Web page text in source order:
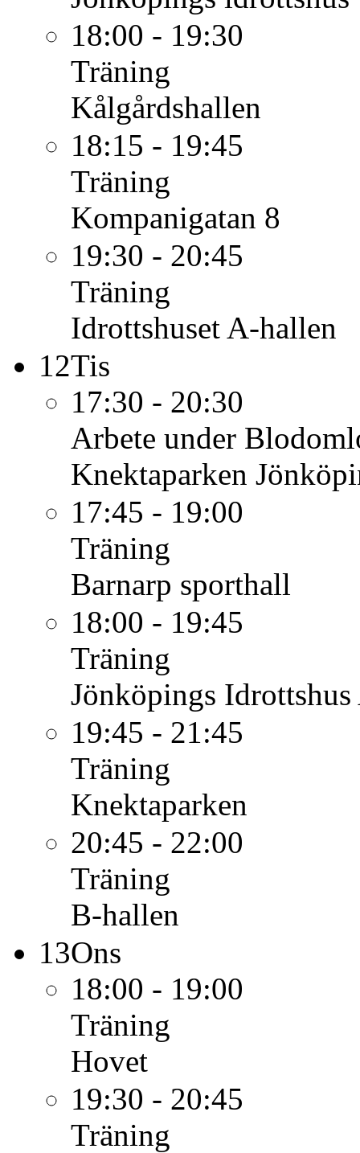
18:00 - 19:30
Träning
Kålgårdshallen
18:15 - 19:45
Träning
Kompanigatan 8
19:30 - 20:45
Träning
Idrottshuset A-hallen
12Tis
17:30 - 20:30
Arbete under
Knektaparken
17:45 - 19:00
Träning
Barnarp sporthall
18:00 - 19:45
Träning
Jönköpings Idrottshus
19:45 - 21:45
Träning
Knektaparken
20:45 - 22:00
Träning
B-hallen
13Ons
18:00 - 19:00
Träning
Hovet
19:30 - 20:45
Träning